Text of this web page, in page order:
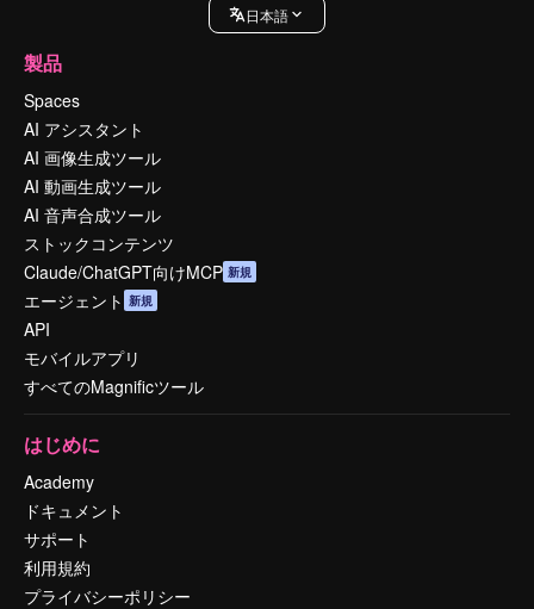
日本語
製品
Spaces
AI アシスタント
AI 画像生成ツール
AI 動画生成ツール
AI 音声合成ツール
ストックコンテンツ
Claude/ChatGPT向けMCP 新規
エージェント 新規
API
モバイルアプリ
すべてのMagnificツール
はじめに
Academy
ドキュメント
サポート
利用規約
プライバシーポリシー